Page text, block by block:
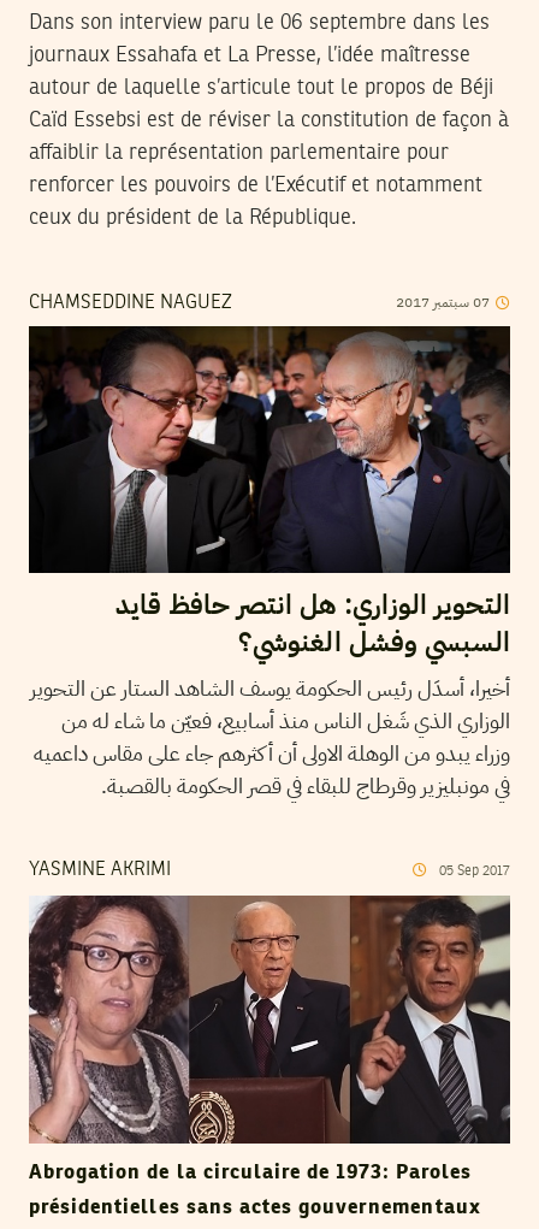
Dans son interview paru le 06 septembre dans les
journaux Essahafa et La Presse, l’idée maîtresse
autour de laquelle s’articule tout le propos de Béji
Caïd Essebsi est de réviser la constitution de façon à
affaiblir la représentation parlementaire pour
renforcer les pouvoirs de l’Exécutif et notamment
ceux du président de la République.
CHAMSEDDINE NAGUEZ 07سبتمبر 2017
التحوير الوزاري: هل انتصر حافظ قايد
السبسي وفشل الغنوشي؟
أخيرا، أسدَل رئيس الحكومة يوسف الشاهد الستار عن التحوير
الوزاري الذي شَغل الناس منذ أسابيع، فعيّن ما شاء له من
وزراء يبدو من الوهلة الاولى أن أكثرهم جاء على مقاس داعميه
في مونبليزير وقرطاج للبقاء في قصر الحكومة بالقصبة.
YASMINE AKRIMI 05 Sep 2017
Abrogation de la circulaire de 1973: Paroles
présidentielles sans actes gouvernementaux